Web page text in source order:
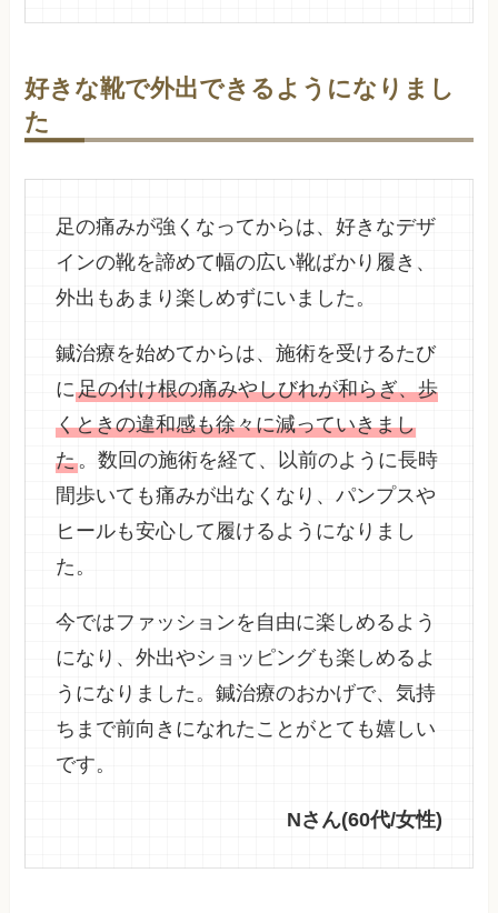
好きな靴で外出できるようになりまし
た
足の痛みが強くなってからは、好きなデザ
インの靴を諦めて幅の広い靴ばかり履き、
外出もあまり楽しめずにいました。
鍼治療を始めてからは、施術を受けるたび
に足の付け根の痛みやしびれが和らぎ、歩
くときの違和感も徐々に減っていきまし
た。数回の施術を経て、以前のように長時
間歩いても痛みが出なくなり、パンプスや
ヒールも安心して履けるようになりまし
た。
今ではファッションを自由に楽しめるよう
になり、外出やショッピングも楽しめるよ
うになりました。鍼治療のおかげで、気持
ちまで前向きになれたことがとても嬉しい
です。
Nさん(60代/女性)